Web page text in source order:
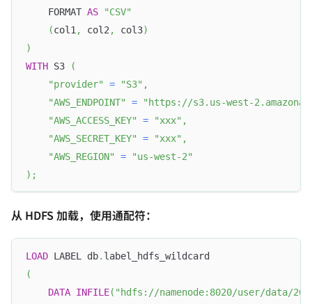
    FORMAT
AS
"CSV"
(col1 , col2 , col3)
)
WITH S3
(
"provider"
= "S3" ,
"AWS_ENDPOINT"
=
"https://s3.us-west-
"AWS_ACCESS_KEY"
= "xxx" ,
"AWS_SECRET_KEY"
= "xxx" ,
"AWS_REGION"
=
"us-west-2"
) ;
从 HDFS 加载，使用通配符：
LOAD LABEL db. label_hdfs_wildcard
(
DATA INFILE( "hdfs://namenode:8020/user/data/